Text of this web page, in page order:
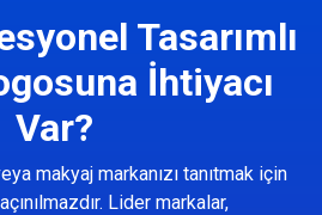
Tasarımlı
İhtiyacı
Var?
makyaj markanızı tanıtmak için
Lider markalar,